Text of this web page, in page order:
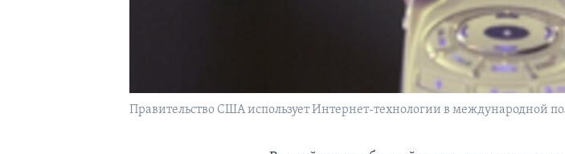
Правительство США использует Интернет-технологии в международной